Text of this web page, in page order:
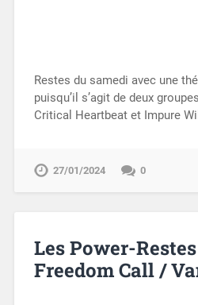
Restes du samedi avec une
puisqu’il s’agit de deux
Critical Heartbeat et Impure
27/01/2024 0
Les Power-
Freedom Call /